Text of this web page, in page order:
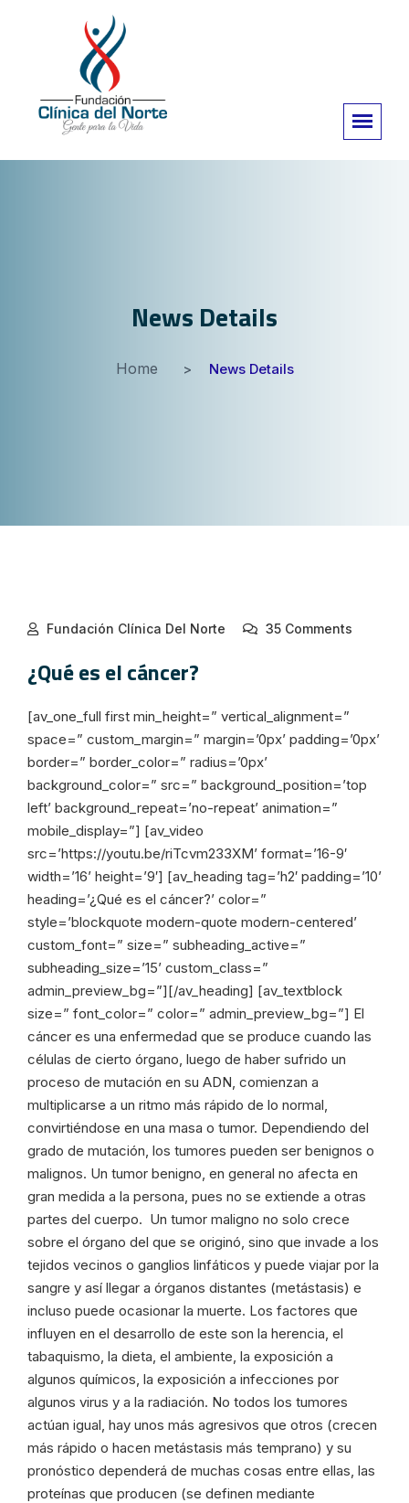
News Details
Home News Details
Fundación Clínica Del Norte 35 Comments
¿Qué es el cáncer?
[av_one_full first min_height=” vertical_alignment=”
space=” custom_margin=” margin=’0px’ padding=’0px’
border=” border_color=” radius=’0px’
background_color=” src=” background_position=’top
left’ background_repeat=’no-repeat’ animation=”
mobile_display=”] [av_video
src=’https://youtu.be/riTcvm233XM’ format=’16-9′
width=’16’ height=’9′] [av_heading tag=’h2′ padding=’10’
heading=’¿Qué es el cáncer?’ color=”
style=’blockquote modern-quote modern-centered’
custom_font=” size=” subheading_active=”
subheading_size=’15’ custom_class=”
admin_preview_bg=”][/av_heading] [av_textblock
size=” font_color=” color=” admin_preview_bg=”] El
cáncer es una enfermedad que se produce cuando las
células de cierto órgano, luego de haber sufrido un
proceso de mutación en su ADN, comienzan a
multiplicarse a un ritmo más rápido de lo normal,
convirtiéndose en una masa o tumor. Dependiendo del
grado de mutación, los tumores pueden ser benignos o
malignos. Un tumor benigno, en general no afecta en
gran medida a la persona, pues no se extiende a otras
partes del cuerpo. Un tumor maligno no solo crece
sobre el órgano del que se originó, sino que invade a los
tejidos vecinos o ganglios linfáticos y puede viajar por la
sangre y así llegar a órganos distantes (metástasis) e
incluso puede ocasionar la muerte. Los factores que
influyen en el desarrollo de este son la herencia, el
tabaquismo, la dieta, el ambiente, la exposición a
algunos químicos, la exposición a infecciones por
algunos virus y a la radiación. No todos los tumores
actúan igual, hay unos más agresivos que otros (crecen
más rápido o hacen metástasis más temprano) y su
pronóstico dependerá de muchas cosas entre ellas, las
proteínas que producen (se definen mediante